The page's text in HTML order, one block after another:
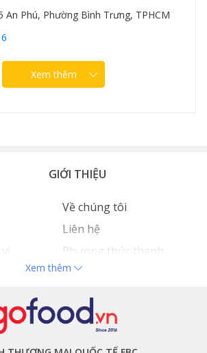
An Phú, Phường Bình Trưng, TPHCM
Xem thêm
GIỚI THIỆU
Về chúng tôi
Liên hệ
Phương thức thanh
toán
Tuyển dụng
THEO DÕI NGAY
Xem thêm